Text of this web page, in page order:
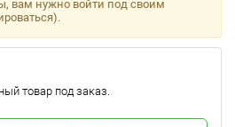
вам нужно войти под своим
товар под заказ.